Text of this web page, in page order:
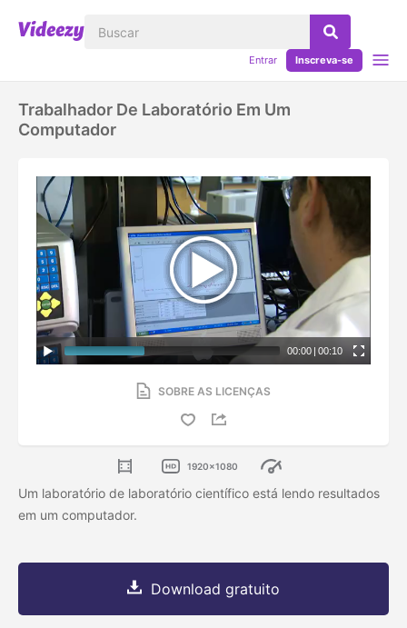
Entrar Inscreva-se
Trabalhador De Laboratório Em Um
Computador
00:00 | 00:10
SOBRE AS LICENÇAS
1920x1080
Um laboratório de laboratório científico está lendo resultados
em um computador.
Download gratuito